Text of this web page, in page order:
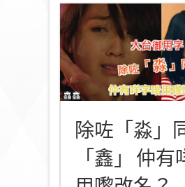
除咗「淼」
「鑫」 仲